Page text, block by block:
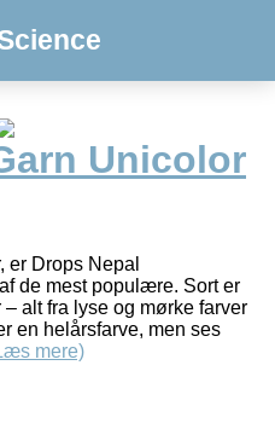
Unicolor
er Drops Nepal
de mest populære. Sort er
alt fra lyse og mørke farver
en helårsfarve, men ses
mere)